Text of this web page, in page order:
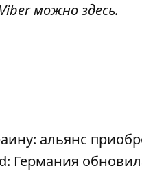
можноздесь.
альянс
Германия